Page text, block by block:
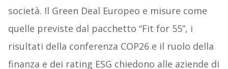
società. Il Green Deal Europeo e misure come
quelle previste dal pacchetto “Fit for 55”, i
risultati della conferenza COP26 e il ruolo della
finanza e dei rating ESG chiedono alle aziende di